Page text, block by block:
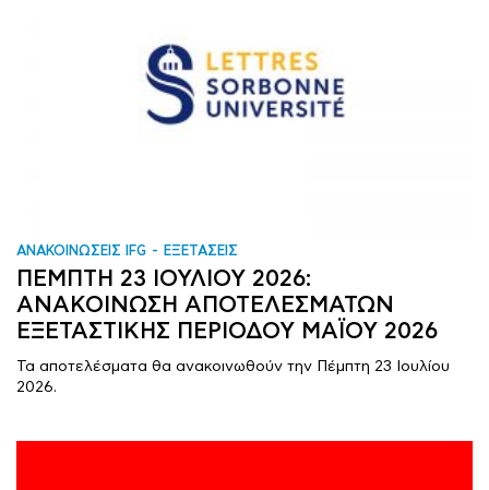
ΑΝΑΚΟΙΝΩΣΕΙΣ IFG ΕΞΕΤΑΣΕΙΣ
ΠΕΜΠΤΗ 23 ΙΟΥΛΙΟΥ 2026:
ΑΝΑΚΟΙΝΩΣΗ ΑΠΟΤΕΛΕΣΜΑΤΩΝ
ΕΞΕΤΑΣΤΙΚΗΣ ΠΕΡΙΟΔΟΥ ΜΑΪΟΥ 2026
Τα αποτελέσματα θα ανακοινωθούν την Πέμπτη 23 Ιουλίου
2026.